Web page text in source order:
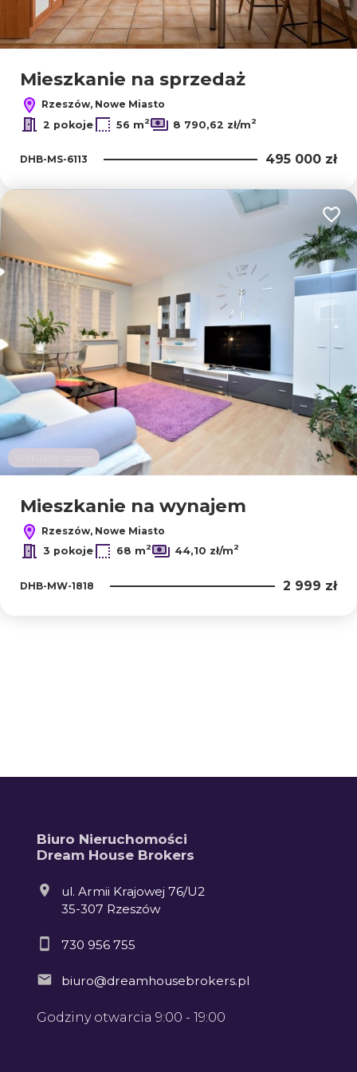
Mieszkanie na sprzedaż
Rzeszów, Nowe Miasto
2 pokoje
56 m2 8 790,62 zł/m2
DHB-MS-6113 495 000 zł
Mieszkanie na wynajem
Rzeszów, Nowe Miasto
3 pokoje
68 m2 44,10 zł/m2
DHB-MW-1818 2 999 zł
Biuro Nieruchomości
Dream House Brokers
ul. Armii Krajowej 76/U2
35-307 Rzeszów
730 956 755
biuro@dreamhousebrokers.pl
Godziny otwarcia 9:00 - 19:00